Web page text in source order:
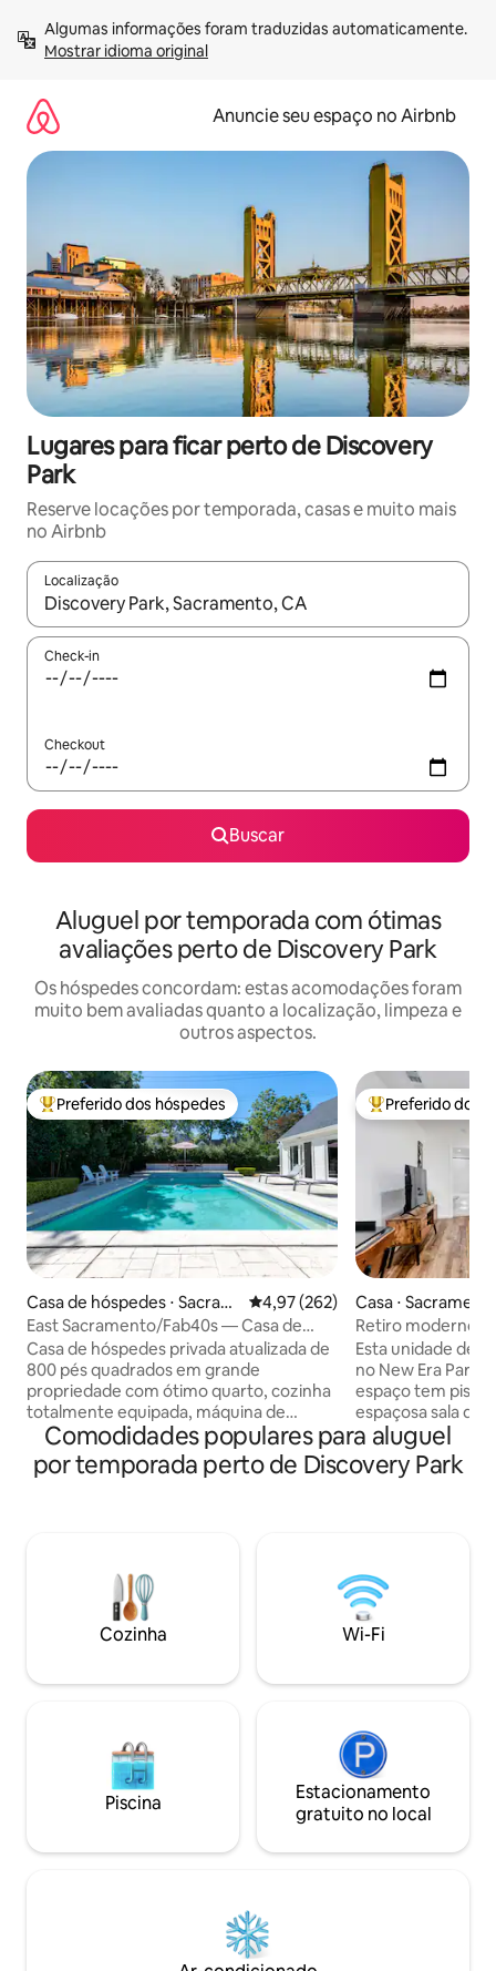
para
Mostrar idioma original
Anuncie seu espaço no Airbnb
Lugares para ficar perto de Discovery
Park
Reserve locações por temporada, casas e muito mais
no Airbnb
Localização
Quando os resultados estiverem disponíveis, explore-os
Check-in
Checkout
Buscar
Aluguel por temporada com ótimas
avaliações perto de Discovery Park
Os hóspedes concordam: estas acomodações foram
muito bem avaliadas quanto a localização, limpeza e
outros aspectos.
Entre os melhores preferidos dos hóspedes
Preferido dos hóspedes
Casa de hóspedes ⋅ Sacram
ento
4,97 de uma avaliação média de
4,97 (262)
East Sacramento/Fab40s — Casa de
retiro privativa com piscina
Casa de hóspedes privada atualizada de
800 pés quadrados em grande
propriedade com ótimo quarto, cozinha
totalmente equipada, máquina de
lavar/secar, quarto, estação de
carregamento de veículos elétricos
gratuita, piscina e spa sempre aquecido.
Forties. A uma curta distância a pé de
cafés, restaurantes, microcervejarias,
bares, parques e a poucos minutos do
centro da cidade. Se você preferir andar
locomover, há muitas nas proximidades.
Entre os
Preferido dos
Casa ⋅
Retiro moderno
acessível a pé +
Esta unidade de
no New Era Park
espaço tem pisos
espaçosa sala de
banheiro de
sala de jantar
interna e um
uma trilha para
de tênis, um
infantil. DOCO/Golden 1 Center - 7
minutos de carro J st. - 5 quarteirões Um
centro
Comodidades populares para aluguel
por temporada perto de Discovery Park
Cozinha Wi-Fi
Piscina
Estacionamento
gratuito no local